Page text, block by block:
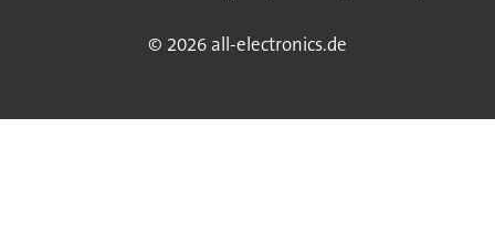
© 2026 all-electronics.de